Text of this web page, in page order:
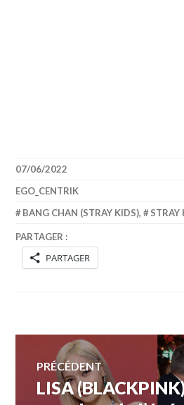
07/06/2022
EGO_CENTRIK
BANG CHAN (STRAY KIDS), STRAY
PARTAGER :
PARTAGER
Navigation
de
PRÉCÉDENT
Article
précédent :
LISA